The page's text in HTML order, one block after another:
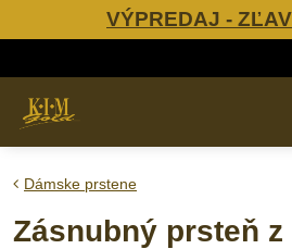
VÝPREDAJ -
Dámske prstene
Zásnubný prsteň z